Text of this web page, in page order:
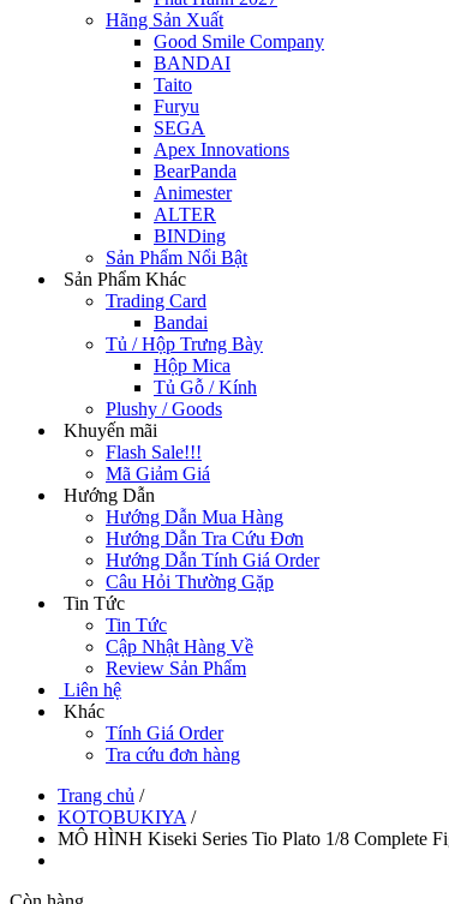
Hãng Sản Xuất
Good Smile Company
BANDAI
Taito
Furyu
SEGA
Apex Innovations
BearPanda
Animester
ALTER
BINDing
Sản Phẩm Nổi Bật
Sản Phẩm Khác
Trading Card
Bandai
Tủ / Hộp Trưng Bày
Hộp Mica
Tủ Gỗ / Kính
Plushy / Goods
Khuyến mãi
Flash Sale!!!
Mã Giảm Giá
Hướng Dẫn
Hướng Dẫn Mua Hàng
Hướng Dẫn Tra Cứu Đơn
Hướng Dẫn Tính Giá Order
Câu Hỏi Thường Gặp
Tin Tức
Tin Tức
Cập Nhật Hàng Về
Review Sản Phẩm
Liên hệ
Khác
Tính Giá Order
Tra cứu đơn hàng
Trang chủ /
KOTOBUKIYA /
MÔ HÌNH Kiseki Series Tio Plato 1/8 Complete